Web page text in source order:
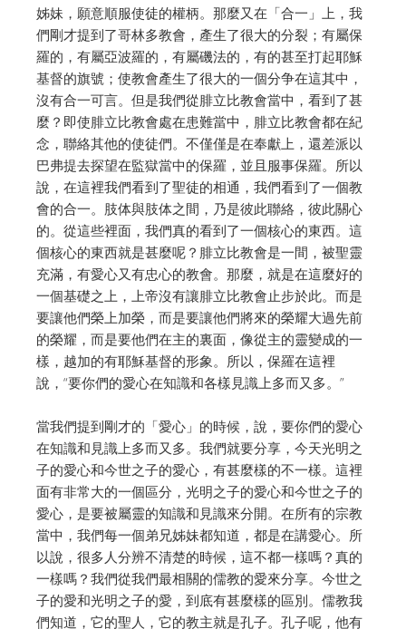
姊妹，願意順服使徒的權柄。那麼又在「合一」上，我
們剛才提到了哥林多教會，產生了很大的分裂；有屬保
羅的，有屬亞波羅的，有屬磯法的，有的甚至打起耶穌
基督的旗號；使教會產生了很大的一個分争在這其中，
沒有合一可言。但是我們從腓立比教會當中，看到了甚
麼？即使腓立比教會處在患難當中，腓立比教會都在紀
念，聯絡其他的使徒們。不僅僅是在奉獻上，還差派以
巴弗提去探望在監獄當中的保羅，並且服事保羅。所以
說，在這裡我們看到了聖徒的相通，我們看到了一個教
會的合一。肢体與肢体之間，乃是彼此聯絡，彼此關心
的。從這些裡面，我們真的看到了一個核心的東西。這
個核心的東西就是甚麼呢？腓立比教會是一間，被聖靈
充滿，有愛心又有忠心的教會。那麼，就是在這麼好的
一個基礎之上，上帝沒有讓腓立比教會止步於此。而是
要讓他們榮上加榮，而是要讓他們將來的榮耀大過先前
的榮耀，而是要他們在主的裏面，像從主的靈變成的一
樣，越加的有耶穌基督的形象。所以，保羅在這裡
說，“要你們的愛心在知識和各樣見識上多而又多。”
當我們提到剛才的「愛心」的時候，說，要你們的愛心
在知識和見識上多而又多。我們就要分享，今天光明之
子的愛心和今世之子的愛心，有甚麼樣的不一樣。這裡
面有非常大的一個區分，光明之子的愛心和今世之子的
愛心，是要被屬靈的知識和見識來分開。在所有的宗教
當中，我們每一個弟兄姊妹都知道，都是在講愛心。所
以說，很多人分辨不清楚的時候，這不都一樣嗎？真的
一樣嗎？我們從我們最相關的儒教的愛來分享。今世之
子的愛和光明之子的愛，到底有甚麼樣的區別。儒教我
們知道，它的聖人，它的教主就是孔子。孔子呢，他有